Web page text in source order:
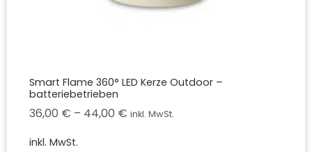
Smart Flame 360° LED Kerze Outdoor –
batteriebetrieben
36,00 € – 44,00 € inkl. MwSt.
inkl. MwSt.